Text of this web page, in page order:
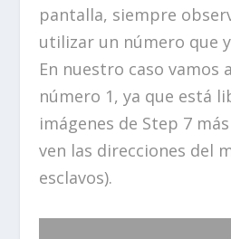
pantalla, siempre
utilizar un número que
En nuestro caso vamos
número 1, ya que está
imágenes de Step 7
ven las direcciones del
esclavos).